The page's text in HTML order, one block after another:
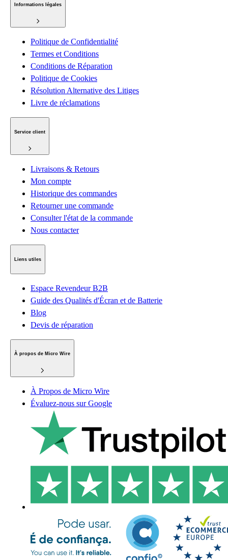
Informations légales
Politique de Confidentialité
Termes et Conditions
Conditions de Réparation
Politique de Cookies
Résolution Alternative des Litiges
Livre de réclamations
Service client
Livraisons & Retours
Mon compte
Historique des commandes
Retourner une commande
Consulter l'état de la commande
Nous contacter
Liens utiles
Espace Revendeur B2B
Guide des Qualités d'Écran et de Batterie
Blog
Devis de réparation
À propos de Micro Wire
À Propos de Micro Wire
Évaluez-nous sur Google